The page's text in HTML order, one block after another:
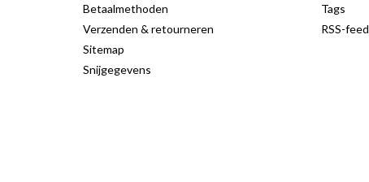
Betaalmethoden
Verzenden & retourneren
Sitemap
Snijgegevens
Tags
RSS-feed